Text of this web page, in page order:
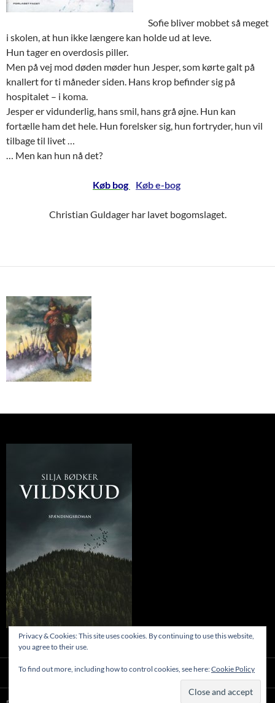
Sofie bliver mobbet så meget
i skolen, at hun ikke længere kan holde ud at leve.
Hun tager en overdosis piller.
Men på vej mod døden møder hun Jesper, som kørte galt på
knallert for ti måneder siden. Hans krop befinder sig på
hospitalet – i koma.
Jesper er vidunderlig, hans smil, hans grå øjne. Hun kan
fortælle ham det hele. Hun forelsker sig, hun fortryder, hun vil
tilbage til livet …
… Men kan hun nå det?
Køb bog Køb e-bog
Christian Guldager har lavet bogomslaget.
Privacy & Cookies: This site uses cookies. By continuing to use this website,
you agree to their use.
To find out more, including how to control cookies, see here:Cookie Policy